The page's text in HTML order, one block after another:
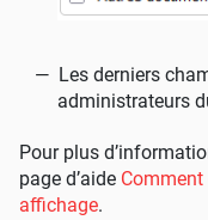
Les derniers
administrateurs
Pour plus
page d’aide
affichage.